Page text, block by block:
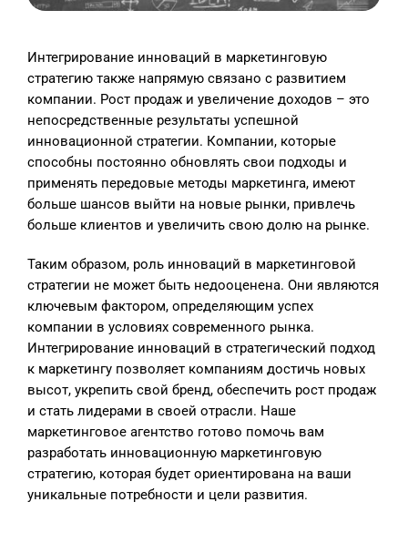
Интегрирование инноваций в маркетинговую
стратегию также напрямую связано с развитием
компании. Рост продаж и увеличение доходов – это
непосредственные результаты успешной
инновационной стратегии. Компании, которые
способны постоянно обновлять свои подходы и
применять передовые методы маркетинга, имеют
больше шансов выйти на новые рынки, привлечь
больше клиентов и увеличить свою долю на рынке.
Таким образом, роль инноваций в маркетинговой
стратегии не может быть недооценена. Они являются
ключевым фактором, определяющим успех
компании в условиях современного рынка.
Интегрирование инноваций в стратегический подход
к маркетингу позволяет компаниям достичь новых
высот, укрепить свой бренд, обеспечить рост продаж
и стать лидерами в своей отрасли. Наше
маркетинговое агентство готово помочь вам
разработать инновационную маркетинговую
стратегию, которая будет ориентирована на ваши
уникальные потребности и цели развития.